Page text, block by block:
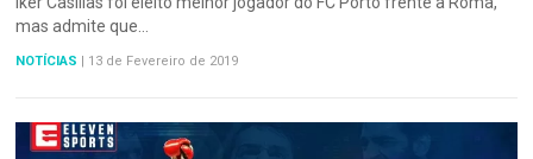
mas admite que…
NOTÍCIAS | 13 de Fevereiro de 2019